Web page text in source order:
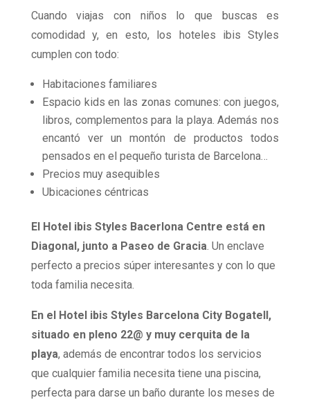
Cuando viajas con niños lo que buscas es
comodidad y, en esto, los hoteles ibis Styles
cumplen con todo:
Habitaciones familiares
Espacio kids en las zonas comunes: con juegos,
libros, complementos para la playa. Además nos
encantó ver un montón de productos todos
pensados en el pequeño turista de Barcelona…
Precios muy asequibles
Ubicaciones céntricas
El Hotel ibis Styles Bacerlona Centre está en
Diagonal, junto a Paseo de Gracia. Un enclave
perfecto a precios súper interesantes y con lo que
toda familia necesita.
En el Hotel ibis Styles Barcelona City Bogatell,
situado en pleno 22@ y muy cerquita de la
playa, además de encontrar todos los servicios
que cualquier familia necesita tiene una piscina,
perfecta para darse un baño durante los meses de